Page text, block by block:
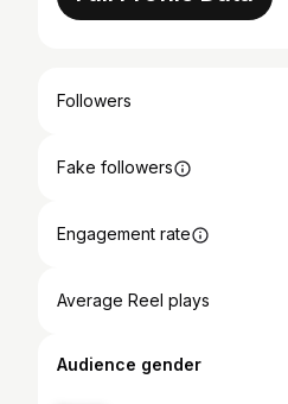
Followers
Fake followers
Engagement rate
Average Reel plays
Audience gender